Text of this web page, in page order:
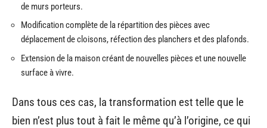
de murs porteurs.
Modification complète de la répartition des pièces avec
déplacement de cloisons, réfection des planchers et des plafonds.
Extension de la maison créant de nouvelles pièces et une nouvelle
surface à vivre.
Dans tous ces cas, la transformation est telle que le
bien n’est plus tout à fait le même qu’à l’origine, ce qui